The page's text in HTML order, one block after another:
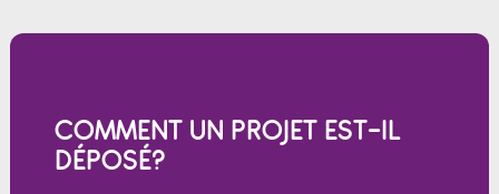
COMMENT UN PROJET EST-IL
DÉPOSÉ?